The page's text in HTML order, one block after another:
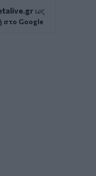
ως
στο Google